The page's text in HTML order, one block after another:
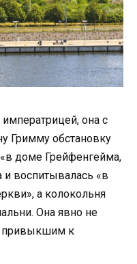
она с
Гримму обстановку
доме Грейфенгейма,
воспитывалась «в
а колокольня
Она явно не
привыкшим к